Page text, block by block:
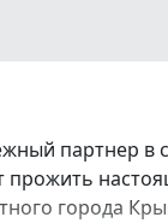
партнер в
прожить
города